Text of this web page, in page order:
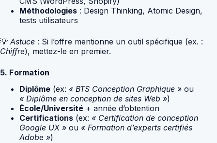
Méthodologies : Design Thinking, Atomic Design,
tests utilisateurs
💡 Astuce : Si l’offre mentionne un outil spécifique (ex. :
Chiffre), mettez-le en premier.
5. Formation
Diplôme (ex: « BTS Conception Graphique » ou
« Diplôme en conception de sites Web »)
École/Université + année d’obtention
Certifications (ex: « Certification de conception
Google UX » ou « Formation d’experts certifiés
Adobe »)